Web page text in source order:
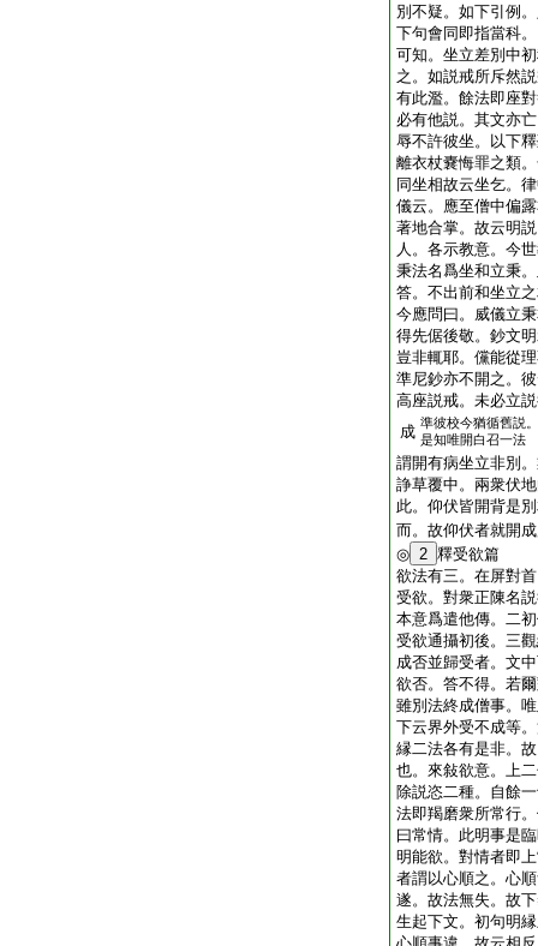
別不疑。如下引例
下句會同即指當科
可知。坐立差別中
之。如説戒所斥然
有此濫。餘法即座
必有他説。其文亦
辱不許彼坐。以下
離衣杖嚢悔罪之類
同坐相故云坐乞。
儀云。應至僧中偏
著地合掌。故云明
人。各示教意。今
秉法名爲坐和立秉
答。不出前和坐立
今應問曰。威儀立
得先倨後敬。鈔文
豈非輒耶。儻能從
準尼鈔亦不開之。
高座説戒。未必立
成 準彼校今猶循舊説。
是知唯開白召一法
謂開有病坐立非別
諍草覆中。兩衆伏
此。仰伏皆開背是
而。故仰伏者就開
◎ 2 釋受欲篇
欲法有三。在屏對
受欲。對衆正陳名
本意爲遣他傳。二
受欲通攝初後。三
成否並歸受者。文
欲否。答不得。若
雖別法終成僧事。
下云界外受不成等
縁二法各有是非。
也。來敍欲意。上
除説恣二種。自餘
法即羯磨衆所常行
曰常情。此明事是
明能欲。對情者即
者謂以心順之。心
遂。故法無失。故
生起下文。初句明